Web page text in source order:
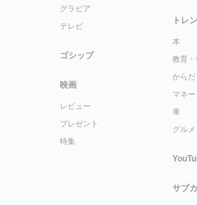
グラビア
テレビ
ゴシップ
映画
レビュー
プレゼント
特集
トレ
本
教育・
からだ
マネー
車
グルメ
サブ